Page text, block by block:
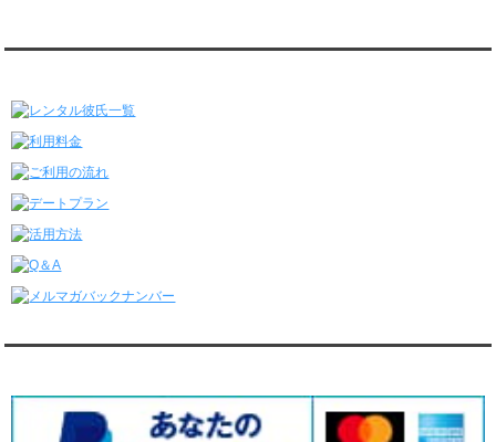
レンタル彼氏と3回のオンラインデートがありました。
レンタル彼氏と2回のオンラインデートがありました。
6/15～6/21
レンタル彼氏と4回のオンラインデートがありました。
6/8～6/14
レンタル彼氏と161回の通常デートがありました。
レンタル彼氏と3回のオンラインデートがありました。
6/1～6/7
レンタル彼氏と165回の通常デートがありました。
レンタル彼氏と153回の通常デートがありました。